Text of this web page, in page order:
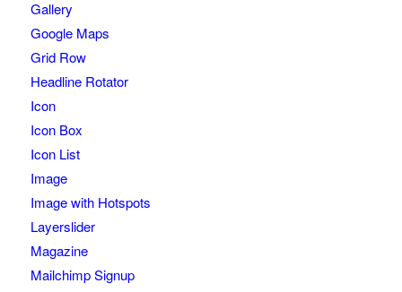
Gallery
Google Maps
Grid Row
Headline Rotator
Icon
Icon Box
Icon List
Image
Image with Hotspots
Layerslider
Magazine
Mailchimp Signup